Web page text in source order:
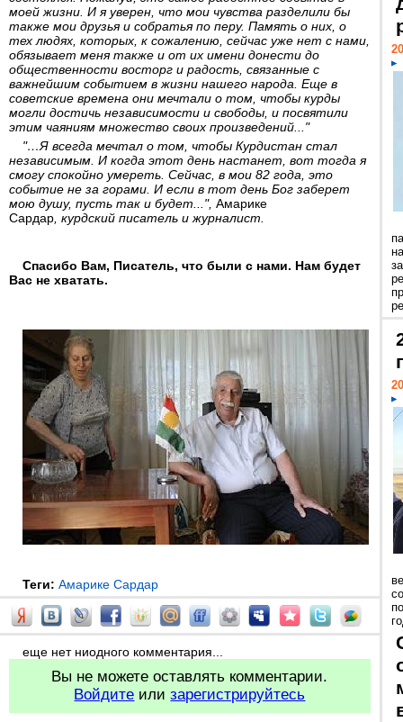
моей жизни. И я уверен, что мои чувства разделили бы
также мои друзья и собратья по перу. Память о них, о
тех людях, которых, к сожалению, сейчас уже нет с нами,
обязывает меня также и от их имени донести до
общественности восторг и радость, связанные с
важнейшим событием в жизни нашего народа. Еще в
советские времена они мечтали о том, чтобы курды
могли достичь независимости и свободы, и посвятили
этим чаяниям множество своих произведений..."
"…Я всегда мечтал о том, чтобы Курдистан стал
независимым. И когда этот день настанет, вот тогда я
смогу спокойно умереть. Сейчас, в мои 82 года, это
событие не за горами. И если в тот день Бог заберет
мою душу, пусть так и будет...", Амарике
Сардар , курдский писатель и журналист.
Спасибо Вам, Писатель, что были с нами. Нам будет
Вас не хватать.
Теги: Амарике Сардар
еще нет ниодного комментария...
Вы не можете оставлять комментарии.
Войдите илизарегистрируйтесь